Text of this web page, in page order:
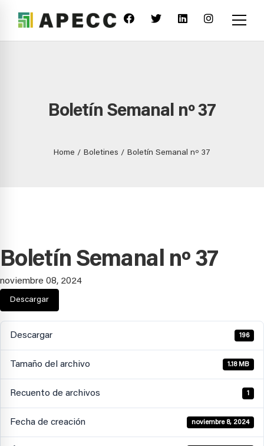
Boletín Semanal nº 37
Home Boletines Boletín Semanal nº 37
Boletín Semanal nº 37
noviembre 08, 2024
Descargar
Descargar 196
Tamaño del archivo 1.18 MB
Recuento de archivos 1
Fecha de creación noviembre 8, 2024